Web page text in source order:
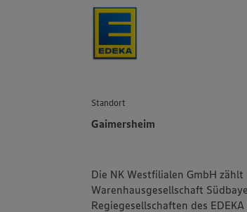
Standort
Gaimersheim
Die NK Westfilialen GmbH
Warenhausgesellschaft
Regiegesellschaften des